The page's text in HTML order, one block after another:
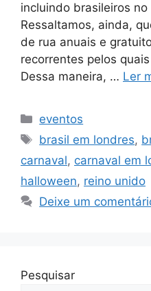
incluindo brasileiros no
Ressaltamos, ainda,
de rua anuais e
recorrentes pelos
Dessa maneira, … Ler
Categorias
eventos
Tags
brasil em londres,
carnaval, carnaval em
halloween, reino unido
Deixe um
Pesquisar